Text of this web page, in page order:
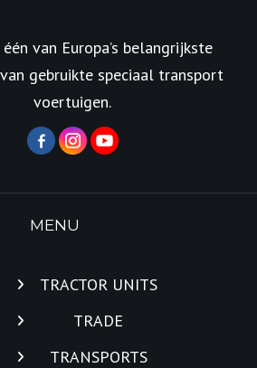
één van Europa’s belangrijkste
gebruikte speciaal transport
voertuigen.
MENU
TRACTOR UNITS
TRADE
TRANSPORTS